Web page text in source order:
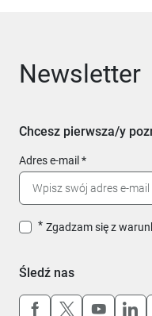
Newsletter
Chcesz pierwsza/y
Adres e-mail
Zgadzam się z
Śledź nas
Uwaga, link
Uwaga,